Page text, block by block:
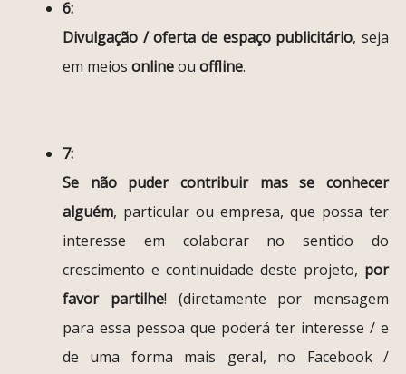
6:
Divulgação / oferta de espaço publicitário, seja
em meios onlineou offline.
7:
Se não puder contribuir mas se conhecer
alguém, particular ou empresa, que possa ter
interesse em colaborar no sentido do
crescimento e continuidade deste projeto, por
favor partilhe! (diretamente por mensagem
para essa pessoa que poderá ter interesse / e
de uma forma mais geral, no Facebook /